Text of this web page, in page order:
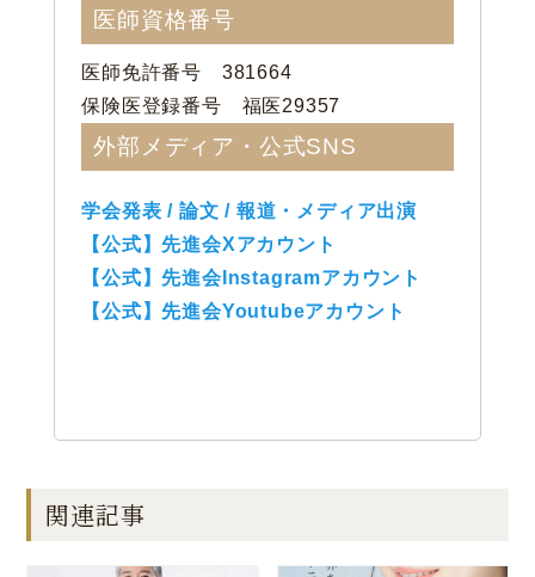
医師資格番号
医師免許番号 381664
保険医登録番号 福医29357
外部メディア・公式SNS
学会発表 / 論文 / 報道・メディア出演
【公式】先進会Xアカウント
【公式】先進会Instagramアカウント
【公式】先進会Youtubeアカウント
関連記事